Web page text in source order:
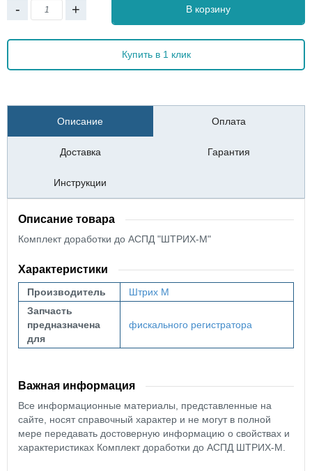
- + В корзину
Купить в 1 клик
Описание Оплата
Доставка Гарантия
Инструкции
Описание товара
Комплект доработки до АСПД "ШТРИХ-М"
Характеристики
Производитель
Штрих М
Запчасть
предназначена
для
фискального регистратора
Важная информация
Все информационные материалы, представленные на
сайте, носят справочный характер и не могут в полной
мере передавать достоверную информацию о свойствах и
характеристиках Комплект доработки до АСПД ШТРИХ-М.